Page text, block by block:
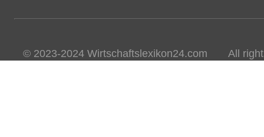
© 2023-2024 Wirtschaftslexikon24.com All